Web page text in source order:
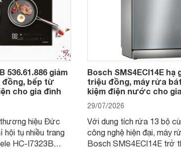
536.61.886 giảm
đồng, bếp từ
cho gia đình
hiệu Đức
hội tụ nhiều trang
HC-I7323B
Bosch SMS4ECI14E hạ
triệu đồng, máy rửa
kiệm điện nước cho
29/07/2026
Với dung tích rửa 13 bộ
công nghệ hiện đại, máy
Bosch SMS4ECI14E trở